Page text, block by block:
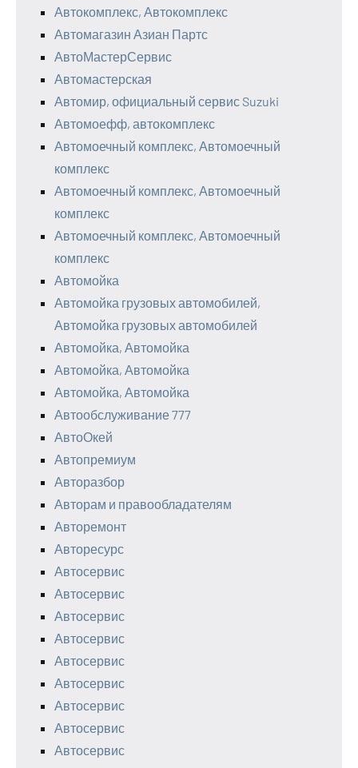
Автокомплекс, Автокомплекс
Автомагазин Азиан Партс
АвтоМастерСервис
Автомастерская
Автомир, официальный сервис Suzuki
Автомоефф, автокомплекс
Автомоечный комплекс, Автомоечный
комплекс
Автомоечный комплекс, Автомоечный
комплекс
Автомоечный комплекс, Автомоечный
комплекс
Автомойка
Автомойка грузовых автомобилей,
Автомойка грузовых автомобилей
Автомойка, Автомойка
Автомойка, Автомойка
Автомойка, Автомойка
Автообслуживание 777
АвтоОкей
Автопремиум
Авторазбор
Авторам и правообладателям
Авторемонт
Авторесурс
Автосервис
Автосервис
Автосервис
Автосервис
Автосервис
Автосервис
Автосервис
Автосервис
Автосервис